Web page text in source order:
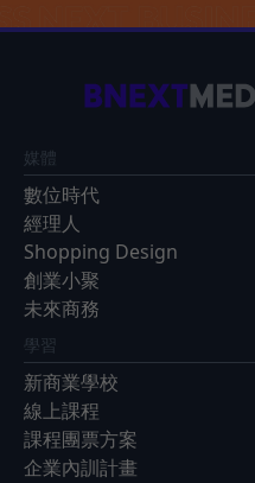
媒體
數位時代
經理人
Shopping Design
創業小聚
未來商務
學習
新商業學校
線上課程
課程團票方案
企業內訓計畫